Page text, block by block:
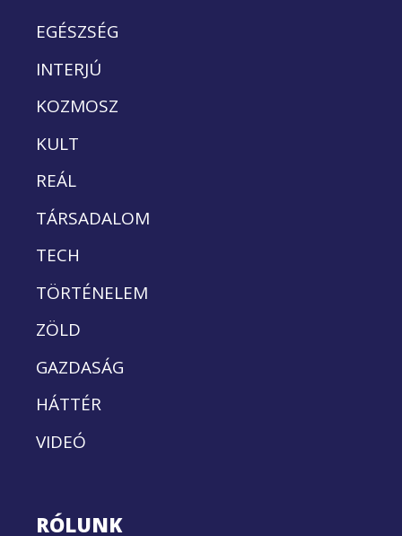
EGÉSZSÉG
INTERJÚ
KOZMOSZ
KULT
REÁL
TÁRSADALOM
TECH
TÖRTÉNELEM
ZÖLD
GAZDASÁG
HÁTTÉR
VIDEÓ
RÓLUNK